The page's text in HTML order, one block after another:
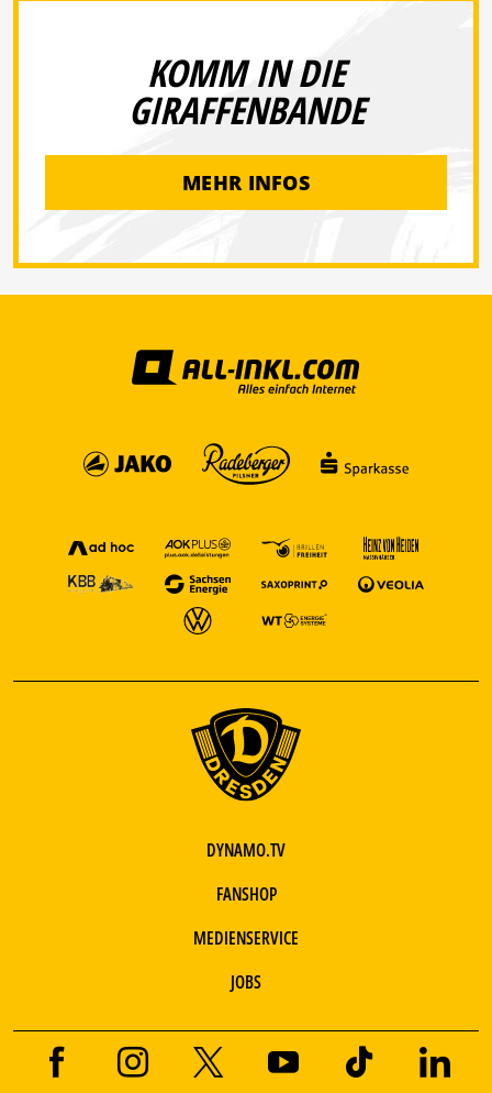
KOMM IN DIE
GIRAFFENBANDE
MEHR INFOS
DYNAMO.TV
FANSHOP
MEDIENSERVICE
JOBS